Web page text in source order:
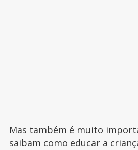
Mas também é muito
saibam como educar a